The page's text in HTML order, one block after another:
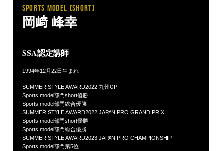
SPORTS MODEL [short]
岡﨑 峰幸
SSA認定講師
1994年12月22日生まれ
SUMMER STYLE AWARD2022 九州GP
Sports model部門short優勝
Sports model部門総合優勝
SUMMER STYLE AWARD2022 JAPAN PRO GRAND PRIX
Sports model部門short優勝
Sports model部門総合優勝
SUMMER STYLE AWARD2023 JAPAN PRO CHAMPIONSHIP
Sports model部門第5位